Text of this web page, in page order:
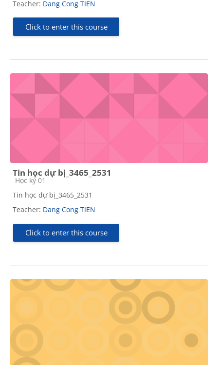
Teacher: Dang Cong TIEN
Click to enter this course
Tin học dự bị_3465_2531
Course category
Học kỳ 01
Tin học dự bị_3465_2531
Teacher: Dang Cong TIEN
Click to enter this course